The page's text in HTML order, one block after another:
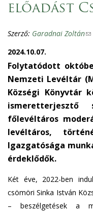
előadást
Szerző: Garadnai Zoltán(
n
k
s
n
d
s
m
a
2024.10.07.
Folytatódott
Nemzeti Levéltár
Községi Könyvtár
ismeretterjesztő
főlevéltáros
levéltáros,
Igazgatósága
érdeklődők.
Két éve, 2022-ben
csömöri Sinka István
– beszélgetések a